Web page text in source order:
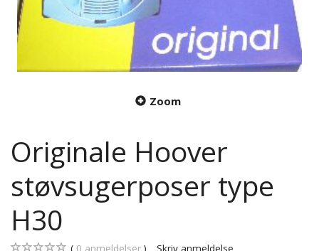
Zoom
Originale Hoover
støvsugerposer type
H30